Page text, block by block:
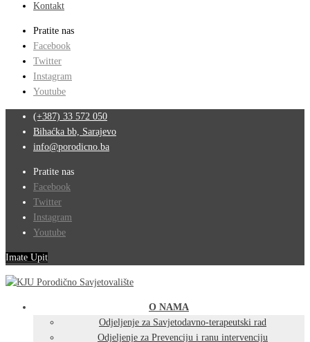
Kontakt
Pratite nas
Facebook
Twitter
Instagram
Youtube
(+387) 33 572 050
Bihaćka bb, Sarajevo
info@porodicno.ba
Pratite nas
Facebook
Twitter
Instagram
Youtube
Imate Upit
O NAMA
Odjeljenje za Savjetodavno-terapeutski rad
Odjeljenje za Prevenciju i ranu intervenciju